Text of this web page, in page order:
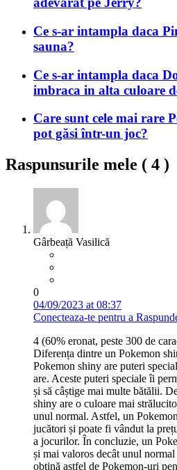
Ce s-ar intampla daca
sauna?
Ce s-ar intampla daca
imbraca in alta culoare
Care sunt cele mai rare
pot găsi într-un joc?
Raspunsurile mele ( 4 )
Gârbeață Vasilică
0
04/09/2023 at 08:37
Conecteaza-te pentru a
4 (60% eronat, peste 300 de
Diferența dintre un Pokemon
Pokemon shiny are puteri
are. Aceste puteri speciale îi
și să câștige mai multe bătălii.
shiny are o culoare mai
unul normal. Astfel, un
jucători și poate fi vândut la
a jocurilor. În concluzie, un
și mai valoros decât unul
obțină astfel de Pokemon-uri